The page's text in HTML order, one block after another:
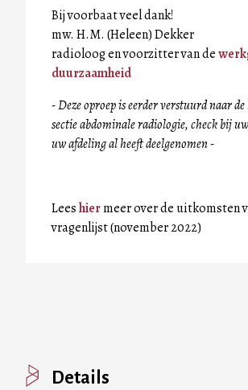
Bij voorbaat veel dank!
mw. H.M. (Heleen) Dekker
radioloog en voorzitter van de
duurzaamheid
- Deze oproep is eerder verstuurd naar de
sectie abdominale radiologie, check bij
uw afdeling al heeft deelgenomen -
Leeshiermeer over de uitkomsten
vragenlijst (november 2022)
Details